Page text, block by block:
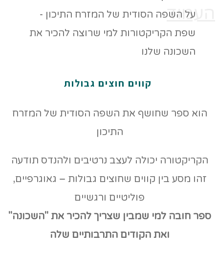
העמוד
קווים חוצים גבולות
הוא ספר שחושף את השפה הסודית של המזרח
התיכון
הקריקטורה יכולה לעצב נרטיבים ולהנדס תודעה
זהו מסע בין קווים שחוצים גבולות – גאוגרפיים,
פוליטיים ורגשיים
ספר חובה למי שמבין שצריך להכיר את "השכונה"
ואת הקודים התרבותיים שלה